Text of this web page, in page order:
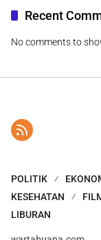
Recent
No comments to
POLITIK
KESEHATAN
LIBURAN